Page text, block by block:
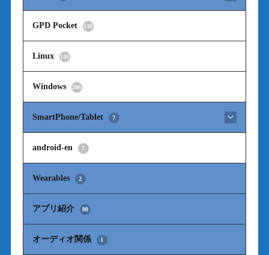
GPD Pocket 138
Linux 146
Windows 286
SmartPhone/Tablet 7
android-en 7
Wearables 2
アプリ紹介 80
オーディオ関係 1